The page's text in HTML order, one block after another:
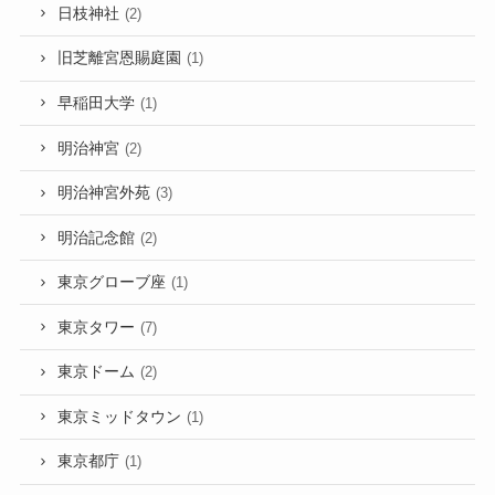
日枝神社 (2)
旧芝離宮恩賜庭園 (1)
早稲田大学 (1)
明治神宮 (2)
明治神宮外苑 (3)
明治記念館 (2)
東京グローブ座 (1)
東京タワー (7)
東京ドーム (2)
東京ミッドタウン (1)
東京都庁 (1)